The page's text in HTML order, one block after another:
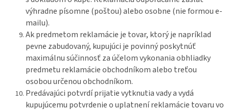
výhradne písomne (poštou) alebo osobne (nie formou e-
mailu).
Ak predmetom reklamácie je tovar, ktorý je napríklad
pevne zabudovaný, kupujúci je povinný poskytnúť
maximálnu súčinnosť za účelom vykonania obhliadky
predmetu reklamácie obchodníkom alebo treťou
osobou určenou obchodníkom.
Predávajúci potvrdí prijatie vytknutia vady a vydá
kupujúcemu potvrdenie o uplatnení reklamácie tovaru vo